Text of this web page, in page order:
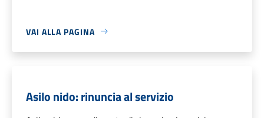
VAI ALLA PAGINA
Asilo nido: rinuncia al servizio